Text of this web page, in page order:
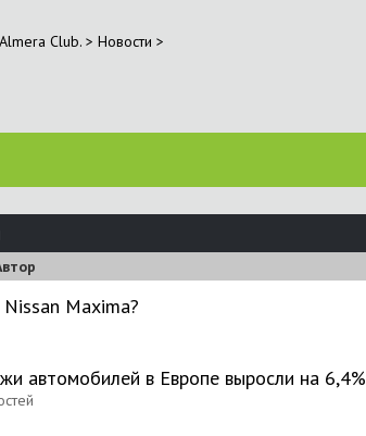
Club. > Новости >
Maxima?
автомобилей в Европе выросли на 6,4%